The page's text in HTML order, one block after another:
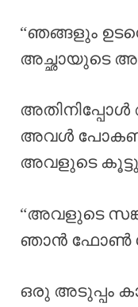
“ഞങ്ങളും
അച്ഛായുടെ
അതിനിപ്പോൾ
അവൾ
അവളുടെ
“അവളുടെ
ഞാൻ ഫോൺ
ഒരു അടുപ്പം